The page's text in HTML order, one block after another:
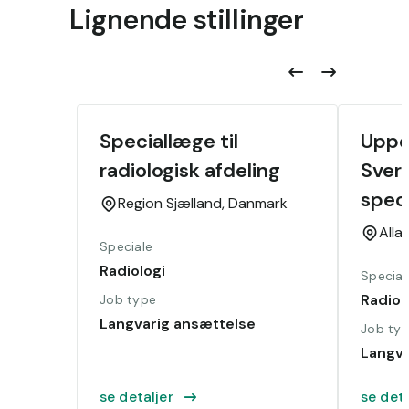
Lignende stillinger
Speciallæge til
radiologisk afdeling
Region Sjælland,Danmark
Speciale
Radiologi
Job type
Langvarig ansættelse
se detaljer
Alla,
Job
se